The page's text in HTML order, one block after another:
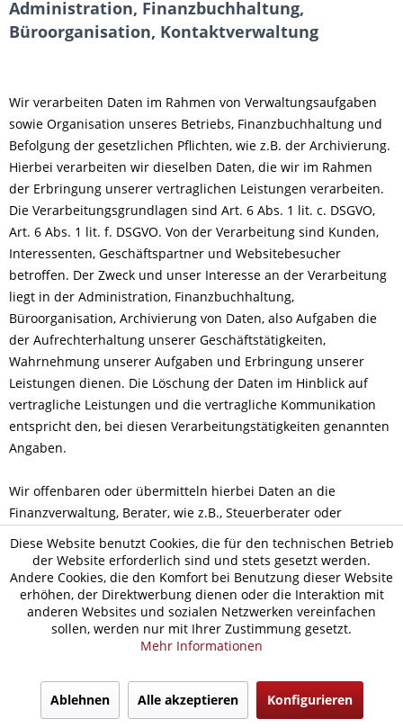
Administration, Finanzbuchhaltung,
Büroorganisation, Kontaktverwaltung
Wir verarbeiten Daten im Rahmen von Verwaltungsaufgaben
sowie Organisation unseres Betriebs, Finanzbuchhaltung und
Befolgung der gesetzlichen Pflichten, wie z.B. der Archivierung.
Hierbei verarbeiten wir dieselben Daten, die wir im Rahmen
der Erbringung unserer vertraglichen Leistungen verarbeiten.
Die Verarbeitungsgrundlagen sind Art. 6 Abs. 1 lit. c. DSGVO,
Art. 6 Abs. 1 lit. f. DSGVO. Von der Verarbeitung sind Kunden,
Interessenten, Geschäftspartner und Websitebesucher
betroffen. Der Zweck und unser Interesse an der Verarbeitung
liegt in der Administration, Finanzbuchhaltung,
Büroorganisation, Archivierung von Daten, also Aufgaben die
der Aufrechterhaltung unserer Geschäftstätigkeiten,
Wahrnehmung unserer Aufgaben und Erbringung unserer
Leistungen dienen. Die Löschung der Daten im Hinblick auf
vertragliche Leistungen und die vertragliche Kommunikation
entspricht den, bei diesen Verarbeitungstätigkeiten genannten
Angaben.
Wir offenbaren oder übermitteln hierbei Daten an die
Finanzverwaltung, Berater, wie z.B., Steuerberater oder
Wirtschaftsprüfer sowie weitere Gebührenstellen und
Zahlungsdienstleister.
Ferner speichern wir auf Grundlage unserer
betriebswirtschaftlichen Interessen Angaben zu Lieferanten,
Veranstaltern und sonstigen Geschäftspartnern, z.B. zwecks
unternehmensbezogenen Daten, speichern wir grundsätzlich
dauerhaft.
Diese Website benutzt Cookies, die für den technischen Betrieb
der Website erforderlich sind und stets gesetzt werden.
Andere Cookies, die den Komfort bei Benutzung dieser Website
erhöhen, der Direktwerbung dienen oder die Interaktion mit
anderen Websites und sozialen Netzwerken vereinfachen
sollen, werden nur mit Ihrer Zustimmung gesetzt.
Mehr Informationen
Ablehnen Alle akzeptieren Konfigurieren